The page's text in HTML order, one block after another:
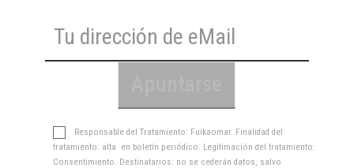
Responsable del Tratamiento: Fuikaomar. Finalidad del
tratamiento: alta en boletín periódico. Legitimación del tratamiento:
Consentimiento. Destinatarios: no se cederán datos, salvo